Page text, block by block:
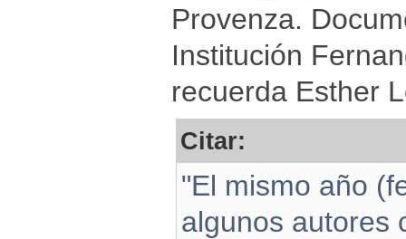
Provenza.
Institución
recuerda Esther
Citar:
"El mismo año
algunos autores